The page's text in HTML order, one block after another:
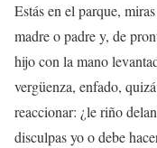
Estás en el parque,
madre o padre y, de
hijo con la mano
vergüenza, enfado,
reaccionar: ¿le riño
disculpas yo o debe